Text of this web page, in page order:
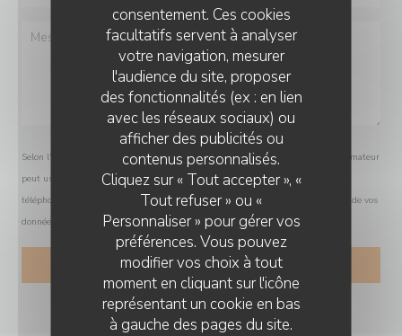
consentement. Ces cookies
facultatifs servent à analyser
votre navigation, mesurer
l'audience du site, proposer
des fonctionnalités (ex : en lien
avec les réseaux sociaux) ou
afficher des publicités ou
contenus personnalisés.
Cliquez sur « Tout accepter », «
Tout refuser » ou «
Personnaliser » pour gérer vos
préférences. Vous pouvez
modifier vos choix à tout
moment en cliquant sur l'icône
représentant un cookie en bas
à gauche des pages du site.
Selon l'article L.223-2 du code de la consommation, il est rappelé que le consommateur
peut user de son droit à s'inscrire sur la liste d'opposition au démarchage
téléphonique Bloctel :
bloctel.gouv.fr. Pour plus d'informations sur le traitement de vos
données, consultez notrepolitique de confidentialité.
O'CHAROLAIS